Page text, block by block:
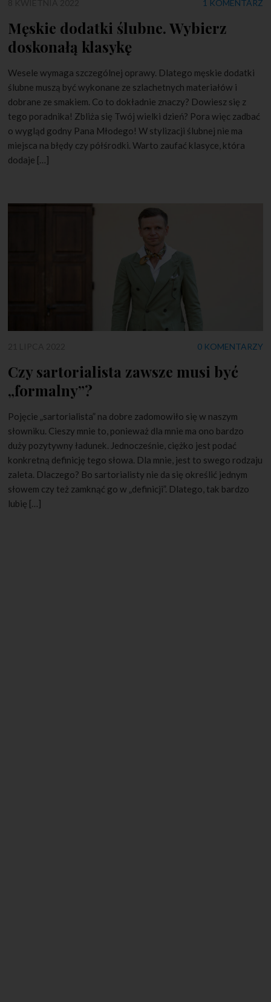
1 KOMENTARZ
Męskie dodatki ślubne. Wybierz
doskonałą klasykę
Wesele wymaga szczególnej oprawy. Dlatego męskie dodatki
ślubne muszą być wykonane ze szlachetnych materiałów i
dobrane ze smakiem. Co to dokładnie znaczy? Dowiesz się z
tego poradnika! Zbliża się Twój wielki dzień? Pora więc zadbać
o wygląd godny Pana Młodego! W stylizacji ślubnej nie ma
miejsca na błędy czy półśrodki. Warto zaufać klasyce, która
dodaje […]
0 KOMENTARZY
Czy sartorialista zawsze musi być
„formalny”?
Pojęcie „sartorialista” na dobre zadomowiło się w naszym
słowniku. Cieszy mnie to, ponieważ dla mnie ma ono bardzo
duży pozytywny ładunek. Jednocześnie, ciężko jest podać
konkretną definicję tego słowa. Dla mnie, jest to swego rodzaju
zaleta. Dlaczego? Bo sartorialisty nie da się określić jednym
słowem czy też zamknąć go w „definicji”. Dlatego, tak bardzo
lubię […]